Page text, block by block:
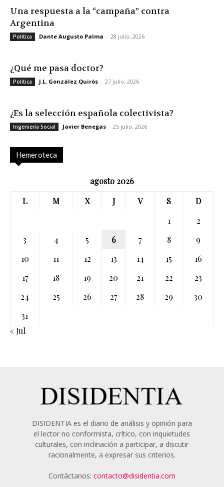
Una respuesta a la “campaña” contra
Argentina
Política Dante Augusto Palma - 28 julio, 2026
¿Qué me pasa doctor?
Política J.L. González Quirós - 27 julio, 2026
¿Es la selección española colectivista?
Ingeniería Social Javier Benegas - 25 julio, 2026
Hemeroteca
agosto 2026
L
M X J V S
D
1
2
3
4 5 6 7 8
9
10
11 12 13 14 15
16
17
18 19 20 21 22
23
24
25 26 27 28 29
30
31
« Jul
DISIDENTIA es el diario de análisis y opinión para
el lector no conformista, crítico, con inquietudes
culturales, con inclinación a participar, a discutir
racionalmente, a expresar sus criterios.
Contáctanos: contacto@disidentia.com